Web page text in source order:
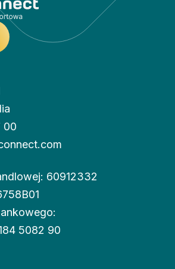
00
60912332
5082 90